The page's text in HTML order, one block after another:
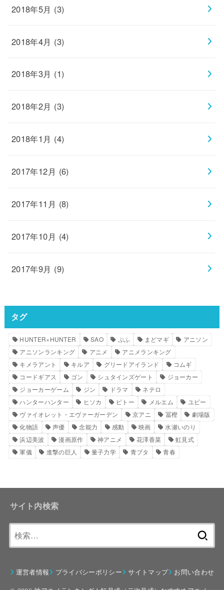
2018年5月 (3)
2018年4月 (3)
2018年3月 (1)
2018年2月 (3)
2018年1月 (4)
2017年12月 (6)
2017年11月 (8)
2017年10月 (4)
2017年9月 (9)
タグ
HUNTER×HUNTER SAO ぷふ まどマギ
アニソン
アニソンランキング
アニメ
アニメランキング
キメラアント
キルア グリードアイランド
コムギ
コードギアス
ゴン シュタインズゲート
ジョーカー
ジョーカーゲーム
ジン ドラマ
ネテロ
ハンターハンター
ヒソカ ピトー メルエム
ユピー
ヴァイオレット・エヴァーガーデン
京アニ 冨樫
劇場版
化物語
声優 念能力 感動 映画
水瀬いのり
浜辺美波
漫画原作 神アニメ 花澤香菜
虹見式
軍儀
進撃の巨人 量子力学 青ブタ 青春
サイト内検索
運営者情報 プライバシーポリシー サイトマップ
お問い合わせ